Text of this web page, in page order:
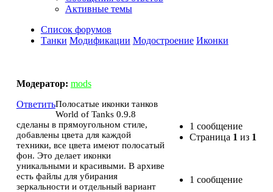
Активные темы
Список форумов
Танки Модификации Модостроение Иконки
Модератор: mods
1 сообщение
Страница 1 из 1
1 сообщение
ОтветитьПолосатые иконки танков
World of Tanks 0.9.8
сделаны в прямоугольном стиле,
добавлены цвета для каждой
техники, все цвета имеют полосатый
фон. Это делает иконки
уникальными и красивыми. В архиве
есть файлы для убирания
зеркальности и отдельный вариант